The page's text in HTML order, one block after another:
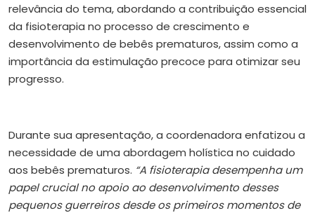
relevância do tema, abordando a contribuição essencial
da fisioterapia no processo de crescimento e
desenvolvimento de bebês prematuros, assim como a
importância da estimulação precoce para otimizar seu
progresso.
Durante sua apresentação, a coordenadora enfatizou a
necessidade de uma abordagem holística no cuidado
aos bebês prematuros. “A fisioterapia desempenha um
papel crucial no apoio ao desenvolvimento desses
pequenos guerreiros desde os primeiros momentos de